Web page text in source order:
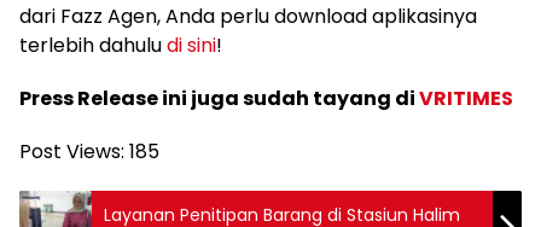
dari Fazz Agen, Anda perlu download aplikasinya
terlebih dahuludi sini!
Press Release ini juga sudah tayang diVRITIMES
Post Views: 185
Layanan Penitipan Barang di Stasiun Halim